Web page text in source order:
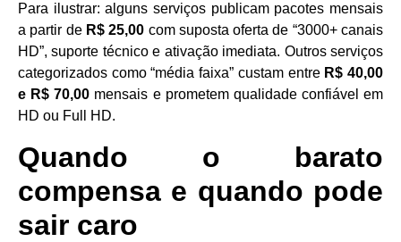
Para ilustrar: alguns serviços publicam pacotes mensais
a partir de R$ 25,00 com suposta oferta de “3000+ canais
HD”, suporte técnico e ativação imediata. Outros serviços
categorizados como “média faixa” custam entre R$ 40,00
e R$ 70,00 mensais e prometem qualidade confiável em
HD ou Full HD.
Quando o barato
compensa e quando pode
sair caro